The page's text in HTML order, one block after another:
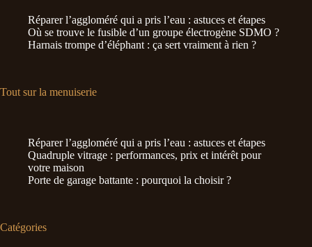
Réparer l’aggloméré qui a pris l’eau : astuces et étapes
Où se trouve le fusible d’un groupe électrogène SDMO ?
Harnais trompe d’éléphant : ça sert vraiment à rien ?
Tout sur la menuiserie
Réparer l’aggloméré qui a pris l’eau : astuces et étapes
Quadruple vitrage : performances, prix et intérêt pour
votre maison
Porte de garage battante : pourquoi la choisir ?
Catégories